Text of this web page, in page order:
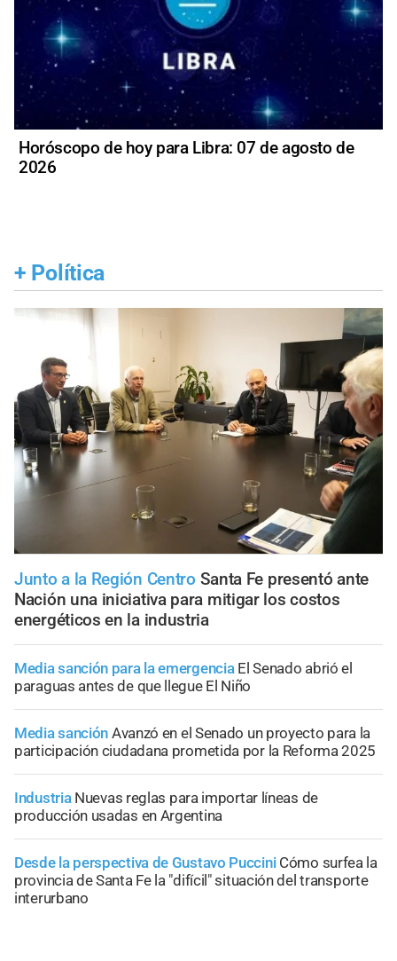
Horóscopo de hoy para Libra: 07 de agosto de
2026
+ Política
Junto a la Región Centro Santa Fe presentó ante
Nación una iniciativa para mitigar los costos
energéticos en la industria
Media sanción para la emergencia El Senado abrió el
paraguas antes de que llegue El Niño
Media sanción Avanzó en el Senado un proyecto para la
participación ciudadana prometida por la Reforma 2025
Industria Nuevas reglas para importar líneas de
producción usadas en Argentina
Desde la perspectiva de Gustavo Puccini Cómo surfea la
provincia de Santa Fe la "difícil" situación del transporte
interurbano